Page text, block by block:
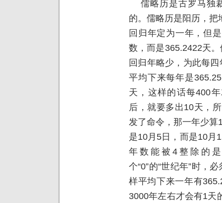
儒略历是古罗马独
的。儒略历是阳历，
回归年定为一年，但
数，而是365.2422天
回归年略少，为此每
平均下来每年是
天，这样的话每400
后，就要多出10天，
发了命令，那一年少
是10月5日，而是10月
年数能被4整除的
个“0”的“世纪年”时，
样平均下来一年有
3000年左右才会有1天